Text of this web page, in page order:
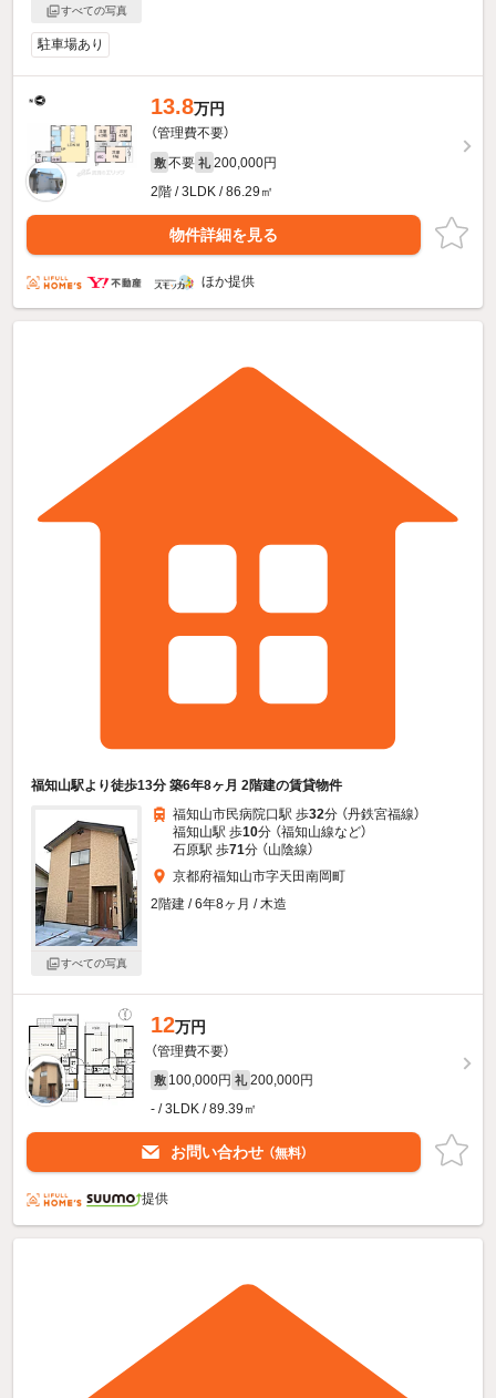
すべての写真
駐車場あり
13.8万円
（管理費不要）
敷 不要 礼 200,000円
2階 / 3LDK / 86.29㎡
物件詳細を見る
ほか提供
福知山駅より徒歩13分 築6年8ヶ月 2階建の賃貸物件
すべての写真
福知山市民病院口駅 歩32分 （丹鉄宮福線）
福知山駅 歩10分 （福知山線など）
石原駅 歩71分 （山陰線）
京都府福知山市字天田南岡町
2階建 / 6年8ヶ月 / 木造
12万円
（管理費不要）
敷 100,000円 礼 200,000円
- / 3LDK / 89.39㎡
お問い合わせ （無料）
提供